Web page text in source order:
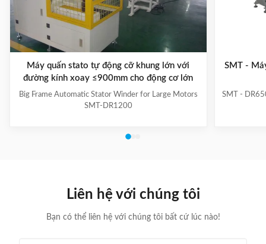
Máy quấn stato tự động cỡ khung lớn với
đường kính xoay ≤900mm cho động cơ lớn
Big Frame Automatic Stator Winder for Large Motors
SMT-DR1200
SMT -
SMT -
Liên hệ với chúng tôi
Bạn có thể liên hệ với chúng tôi bất cứ lúc nào!